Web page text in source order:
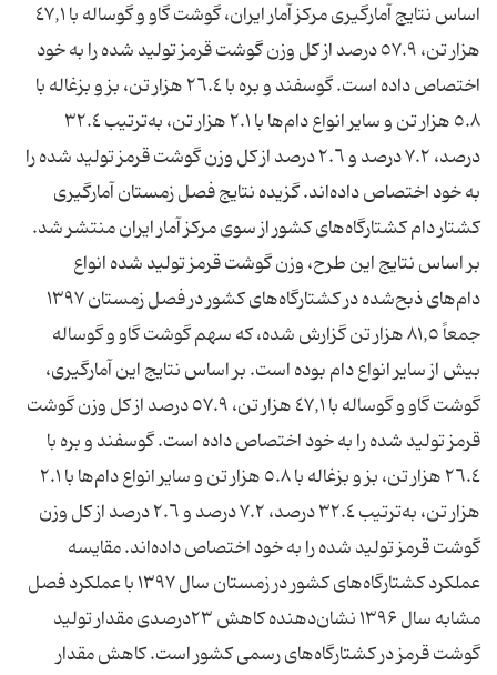
اساس نتایج آمارگیری مرکز آمار ایران، گوشت گاو و گوساله با ٤٧,١
هزار تن، ٥٧.٩ درصد از کل وزن گوشت قرمز تولید شده را به خود
اختصاص داده است. گوسفند و بره با ٢٦.٤ هزار تن، بز و بزغاله با
٥.٨ هزار تن و سایر انواع دام‌ها با ٢.١ هزار تن، به‌ترتیب ٣٢.٤
درصد، ٧.٢ درصد و ٢.٦ درصد از کل وزن گوشت قرمز تولید شده را
به خود اختصاص داده‌اند. گزیده نتایج فصل زمستان آمارگیری
کشتار دام کشتارگاه‌های کشور از سوی مرکز آمار ایران منتشر شد.
بر اساس نتایج این طرح، وزن گوشت قرمز تولید شده انواع
دام‌های ذبح‌شده در کشتارگاه‌های کشور در فصل زمستان ۱۳۹۷
جمعاً ٨١,٥ هزار تن گزارش شده، که سهم گوشت گاو و گوساله
بیش از سایر انواع دام بوده است. بر اساس نتایج این آمارگیری،
گوشت گاو و گوساله با ٤٧,١ هزار تن، ٥٧.٩ درصد از کل وزن گوشت
قرمز تولید شده را به خود اختصاص داده است. گوسفند و بره با
٢٦.٤ هزار تن، بز و بزغاله با ٥.٨ هزار تن و سایر انواع دام‌ها با ٢.١
هزار تن، به‌ترتیب ٣٢.٤ درصد، ٧.٢ درصد و ٢.٦ درصد از کل وزن
گوشت قرمز تولید شده را به خود اختصاص داده‌اند. مقایسه
عملکرد کشتارگاه‌های کشور در زمستان سال ۱۳۹۷ با عملکرد فصل
مشابه سال ۱۳۹۶ نشان‌دهنده کاهش ٢٣درصدی مقدار تولید
گوشت قرمز در کشتارگاه‌های رسمی کشور است. کاهش مقدار